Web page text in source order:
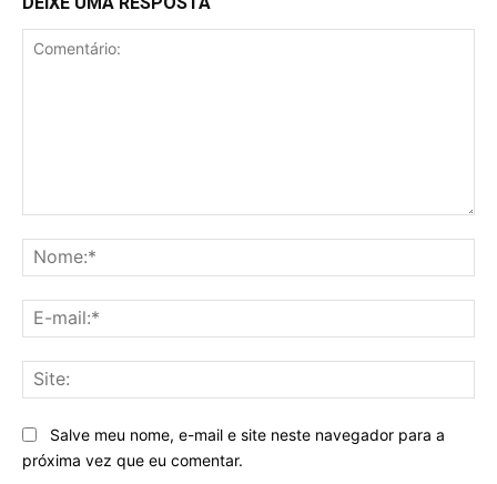
Salve meu nome, e-mail e site neste navegador para a
próxima vez que eu comentar.